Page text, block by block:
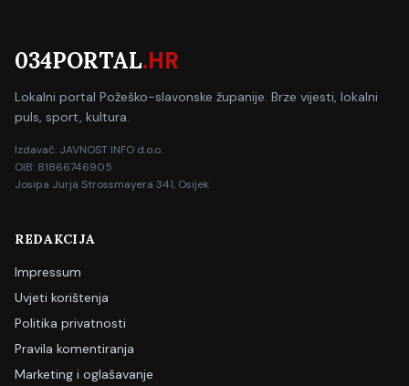
034PORTAL.HR
Lokalni portal Požeško-slavonske županije. Brze vijesti, lokalni
puls, sport, kultura.
Izdavač: JAVNOST INFO d.o.o.
OIB: 81866746905
Josipa Jurja Strossmayera 341, Osijek
REDAKCIJA
Impressum
Uvjeti korištenja
Politika privatnosti
Pravila komentiranja
Marketing i oglašavanje